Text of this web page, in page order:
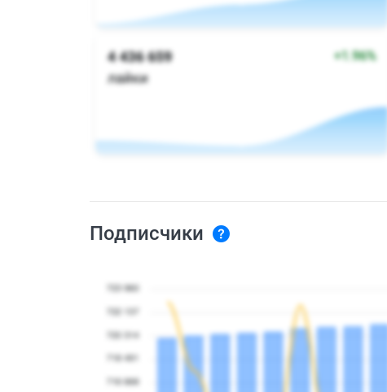
Подписчики